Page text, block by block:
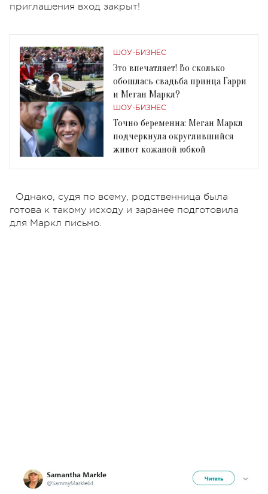
приглашения вход закрыт!
ШОУ-БИЗНЕС
Это впечатляет! Во сколько
обошлась свадьба принца Гарри
и Меган Маркл?
ШОУ-БИЗНЕС
Точно беременна: Меган Маркл
подчеркнула округлившийся
живот кожаной юбкой
Однако, судя по всему, родственница была
готова к такому исходу и заранее подготовила
для Маркл письмо.